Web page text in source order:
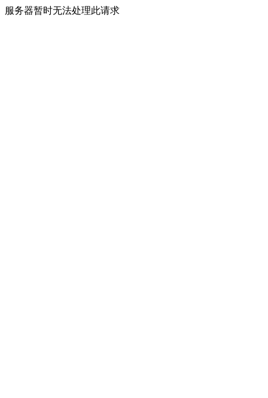
服务器暂时无法处理此请求